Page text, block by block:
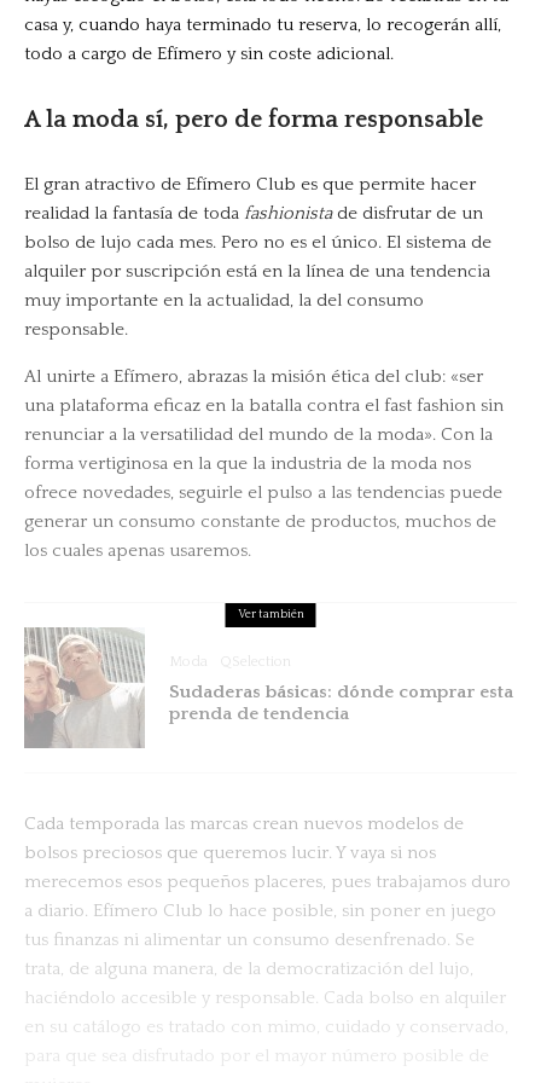
casa y, cuando haya terminado tu reserva, lo recogerán allí,
todo a cargo de Efímero y sin coste adicional.
A la moda sí, pero de forma responsable
El gran atractivo de Efímero Club es que permite hacer
realidad la fantasía de toda fashionistade disfrutar de un
bolso de lujo cada mes. Pero no es el único. El sistema de
alquiler por suscripción está en la línea de una tendencia
muy importante en la actualidad, la del consumo
responsable.
Al unirte a Efímero, abrazas la misión ética del club: «ser
una plataforma eficaz en la batalla contra el fast fashion sin
renunciar a la versatilidad del mundo de la moda». Con la
forma vertiginosa en la que la industria de la moda nos
ofrece novedades, seguirle el pulso a las tendencias puede
generar un consumo constante de productos, muchos de
los cuales apenas usaremos.
Ver también
Moda QSelection
Sudaderas básicas: dónde comprar esta
prenda de tendencia
Cada temporada las marcas crean nuevos modelos de
bolsos preciosos que queremos lucir. Y vaya si nos
merecemos esos pequeños placeres, pues trabajamos duro
a diario. Efímero Club lo hace posible, sin poner en juego
tus finanzas ni alimentar un consumo desenfrenado. Se
trata, de alguna manera, de la democratización del lujo,
haciéndolo accesible y responsable. Cada bolso en alquiler
en su catálogo es tratado con mimo, cuidado y conservado,
para que sea disfrutado por el mayor número posible de